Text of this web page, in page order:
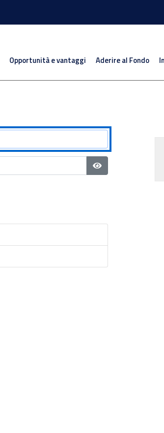
Opportunità e vantaggi Aderire al Fondo
Mostra password